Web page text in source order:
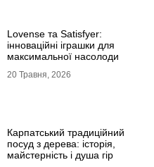
Lovense та Satisfyer:
інноваційні іграшки для
максимальної насолоди
20 Травня, 2026
Карпатський традиційний
посуд з дерева: історія,
майстерність і душа гір